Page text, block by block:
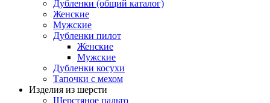
Дубленки (общий каталог)
Женские
Мужские
Дубленки пилот
Женские
Мужские
Дубленки косухи
Тапочки с мехом
Изделия из шерсти
Шерстяное пальто